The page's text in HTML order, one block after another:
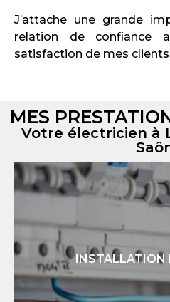
J’attache une grande
relation de confiance
satisfaction de mes
MES
Votre électricien à
INSTALLATION